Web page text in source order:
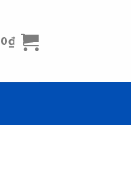
0₫